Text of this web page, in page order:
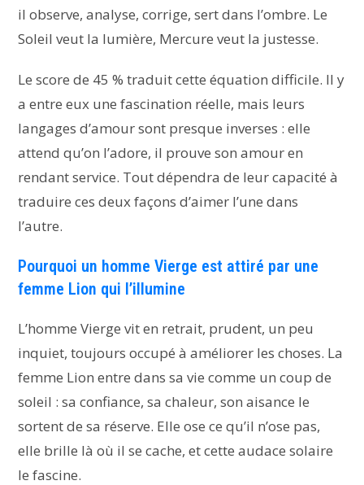
il observe, analyse, corrige, sert dans l’ombre. Le
Soleil veut la lumière, Mercure veut la justesse.
Le score de 45 % traduit cette équation difficile. Il y
a entre eux une fascination réelle, mais leurs
langages d’amour sont presque inverses : elle
attend qu’on l’adore, il prouve son amour en
rendant service. Tout dépendra de leur capacité à
traduire ces deux façons d’aimer l’une dans
l’autre.
Pourquoi un homme Vierge est attiré par une
femme Lion qui l’illumine
L’homme Vierge vit en retrait, prudent, un peu
inquiet, toujours occupé à améliorer les choses. La
femme Lion entre dans sa vie comme un coup de
soleil : sa confiance, sa chaleur, son aisance le
sortent de sa réserve. Elle ose ce qu’il n’ose pas,
elle brille là où il se cache, et cette audace solaire
le fascine.